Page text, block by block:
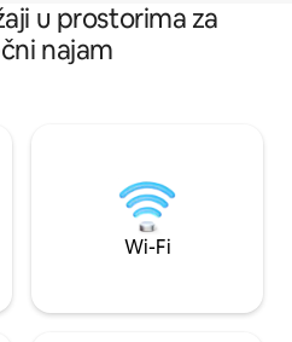
u prostorima za
najam
Wi-Fi